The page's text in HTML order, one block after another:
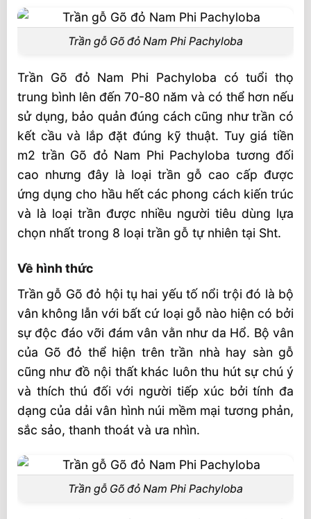
Trần gỗ Gõ đỏ Nam Phi Pachyloba
Trần Gõ đỏ Nam Phi Pachyloba có tuổi thọ
trung bình lên đến 70-80 năm và có thể hơn nếu
sử dụng, bảo quản đúng cách cũng như trần có
kết cầu và lắp đặt đúng kỹ thuật. Tuy giá tiền
m2 trần Gõ đỏ Nam Phi Pachyloba tương đối
cao nhưng đây là loại trần gỗ cao cấp được
ứng dụng cho hầu hết các phong cách kiến trúc
và là loại trần được nhiều người tiêu dùng lựa
chọn nhất trong 8 loại trần gỗ tự nhiên tại Sht.
Về hình thức
Trần gỗ Gõ đỏ hội tụ hai yếu tố nổi trội đó là bộ
vân không lẫn với bất cứ loại gỗ nào hiện có bởi
sự độc đáo vỡi đám vân vằn như da Hổ. Bộ vân
của Gõ đỏ thể hiện trên trần nhà hay sàn gỗ
cũng như đồ nội thất khác luôn thu hút sự chú ý
và thích thú đối với người tiếp xúc bởi tính đa
dạng của dải vân hình núi mềm mại tương phản,
sắc sảo, thanh thoát và ưa nhìn.
Trần gỗ Gõ đỏ Nam Phi Pachyloba